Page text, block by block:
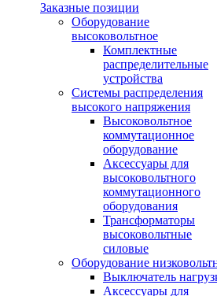
Заказные позиции
Оборудование
высоковольтное
Комплектные
распределительные
устройства
Системы распределения
высокого напряжения
Высоковольтное
коммутационное
оборудование
Аксессуары для
высоковольтного
коммутационного
оборудования
Трансформаторы
высоковольтные
силовые
Оборудование
Выключатель
Аксессуары для